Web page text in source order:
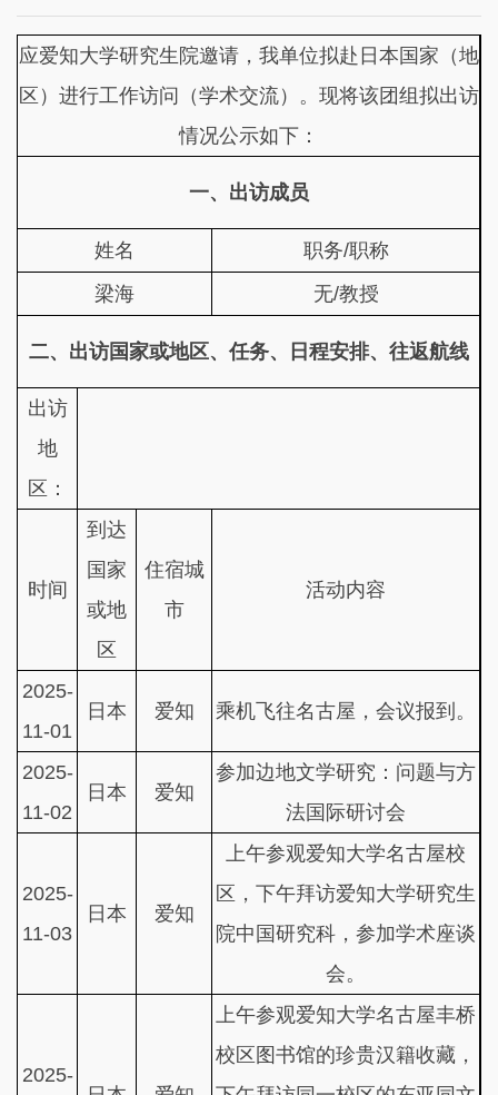
应爱知大学研究生院邀请，我单位拟赴日本国家（地
区）进行工作访问（学术交流）。现将该团组拟出访
情况公示如下：
一、出访成员
姓名
职务/职称
梁海
无/教授
二、出访国家或地区、任务、日程安排、往返航线
出访
地
区：
时间
到达
国家
或地
区
住宿城
市
活动内容
2025-
11-01
日本 爱知 乘机飞往名古屋，会议报到。
2025-
11-02
日本 爱知
参加边地文学研究：问题与方
法国际研讨会
2025-
11-03
日本 爱知
上午参观爱知大学名古屋校
区，下午拜访爱知大学研究生
院中国研究科，参加学术座谈
会。
2025-
上午参观爱知大学名古屋丰桥
校区图书馆的珍贵汉籍收藏，